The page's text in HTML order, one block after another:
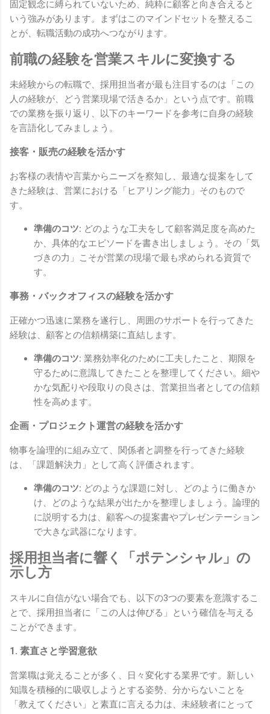
固定観念に縛られていないため、純粋に顧客と向き合えると
いう強みがあります。まずはこのマインドセットを整えるこ
とが、転職活動の成功へつながります。
前職の経験を営業スキルに変換する
未経験からの転職で、採用担当者が最も注目するのは「この
人の経験が、どう営業現場で活きるか」という点です。前職
での業務を振り返り、以下のキーワードを参考に自身の経験
を言語化してみましょう。
接客・販売の経験を活かす
お客様の表情や言葉からニーズを察知し、最適な提案をして
きた経験は、営業における「ヒアリング能力」そのもので
す。
準備のコツ: どのような工夫をして顧客満足度を高めた
か、具体的なエピソードを書き出しましょう。その「気
づきの力」こそが営業の現場で最も求められる資質で
す。
事務・バックオフィスの経験を活かす
正確かつ迅速に業務を遂行し、周囲のサポートを行ってきた
経験は、顧客との信頼構築に直結します。
準備のコツ: 業務効率化のために工夫したこと、期限を
守るために意識してきたことを整理してください。細や
かな気配りや段取りの良さは、営業担当者としての信頼
性を高めます。
企画・プロジェクト運営の経験を活かす
物事を論理的に組み立て、関係者と調整を行ってきた経験
は、「課題解決力」として高く評価されます。
準備のコツ: どのような課題に対し、どのように働きか
け、どのような結果が出たかを整理しましょう。論理的
に説明する力は、顧客への提案書やプレゼンテーション
で大きな武器になります。
採用担当者に響く「ポテンシャル」の
示し方
スキルに自信がない場合でも、以下の3つの要素を意識するこ
とで、採用担当者に「この人は伸びる」という確信を与える
ことができます。
1. 素直さと学習意欲
営業職は覚えることが多く、日々変化する業界です。新しい
知識を積極的に吸収しようとする姿勢、分からないことを
「教えてください」と素直に言える力は、未経験者にとって